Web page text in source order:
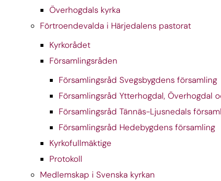
Överhogdals kyrka
Förtroendevalda i Härjedalens pastorat
Kyrkorådet
Församlingsråden
Församlingsråd Svegsbygdens församling
Församlingsråd Ytterhogdal, Överhogdal
Församlingsråd Tännäs-Ljusnedals
Församlingsråd Hedebygdens församling
Kyrkofullmäktige
Protokoll
Medlemskap i Svenska kyrkan